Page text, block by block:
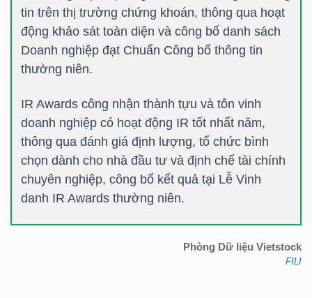
tin trên thị trường chứng khoán, thông qua hoạt
động khảo sát toàn diện và công bố danh sách
Doanh nghiệp đạt Chuẩn Công bố thông tin
thường niên.
IR Awards công nhận thành tựu và tôn vinh
doanh nghiệp có hoạt động IR tốt nhất năm,
thông qua đánh giá định lượng, tổ chức bình
chọn dành cho nhà đầu tư và định chế tài chính
chuyên nghiệp, công bố kết quả tại Lễ Vinh
danh IR Awards thường niên.
Phòng Dữ liệu Vietstock
FILI
NĂNG
LƯỢNG
NGUYÊN
VẬT